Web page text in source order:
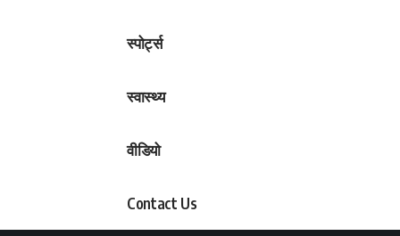
स्पोर्ट्स
स्वास्थ्य
वीडियो
Contact Us